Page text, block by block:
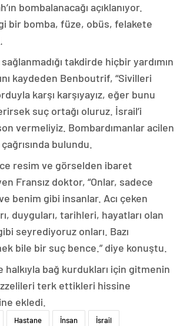
bombalanacağı açıklanıyor.
bir bomba, füze, obüs, felakete
takdirde hiçbir yardımın
kaydeden Benboutrif, “Sivilleri
karşı karşıyayız, eğer bunu
suç ortağı oluruz. İsrail’i
vermeliyiz. Bombardımanlar acilen
bulundu.
resim ve görselden ibaret
Fransız doktor, “Onlar, sadece
benim gibi insanlar. Acı çeken
duyguları, tarihleri, hayatları olan
seyrediyoruz onları. Bazı
bile bir suç bence.” diye konuştu.
bağ kurdukları için gitmenin
terk ettikleri hissine
ekledi.
Hastane İnsan İsrail